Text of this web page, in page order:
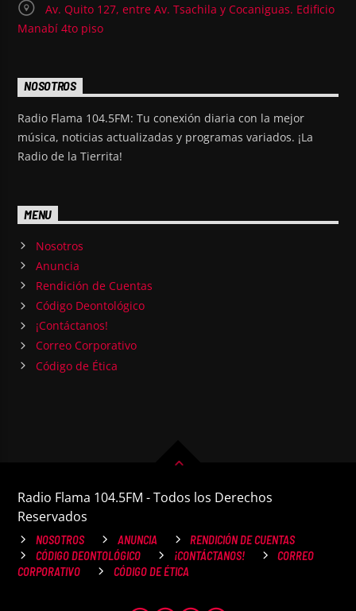
Av. Quito 127, entre Av. Tsachila y Cocaniguas. Edificio
Manabí 4to piso
NOSOTROS
Radio Flama 104.5FM: Tu conexión diaria con la mejor
música, noticias actualizadas y programas variados. ¡La
Radio de la Tierrita!
MENU
Nosotros
Anuncia
Rendición de Cuentas
Código Deontológico
¡Contáctanos!
Correo Corporativo
Código de Ética
Radio Flama 104.5FM - Todos los Derechos
Reservados
NOSOTROS ANUNCIA
RENDICIÓN DE CUENTAS
CÓDIGO DEONTOLÓGICO
¡CONTÁCTANOS!
CORREO
CORPORATIVO
CÓDIGO DE ÉTICA